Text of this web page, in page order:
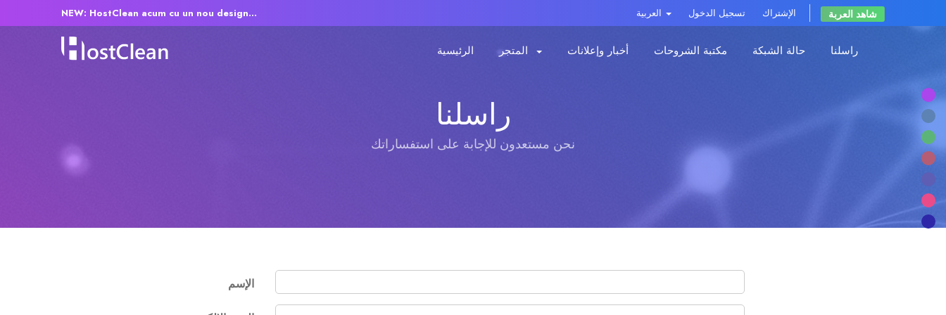
NEW: HostClean acum cu un nou design... تسجيل الدخول الإشتراك شاهد العربة
الرئيسية أخبار وإعلانات مكتبة الشروحات حالة الشبكة راسلنا
راسلنا
نحن مستعدون للإجابة على استفساراتك
الإسم